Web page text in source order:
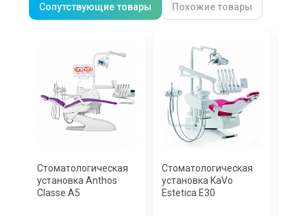
Сопутствующие товары Похожие товары
Стоматологическая
установка Anthos
Classe A5
Стоматологическая
установка KaVo
Estetica E30